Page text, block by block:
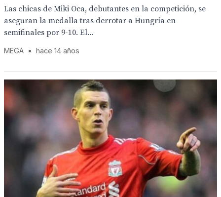
Las chicas de Miki Oca, debutantes en la competición, se
aseguran la medalla tras derrotar a Hungría en
semifinales por 9-10. El...
MEGA • hace 14 años